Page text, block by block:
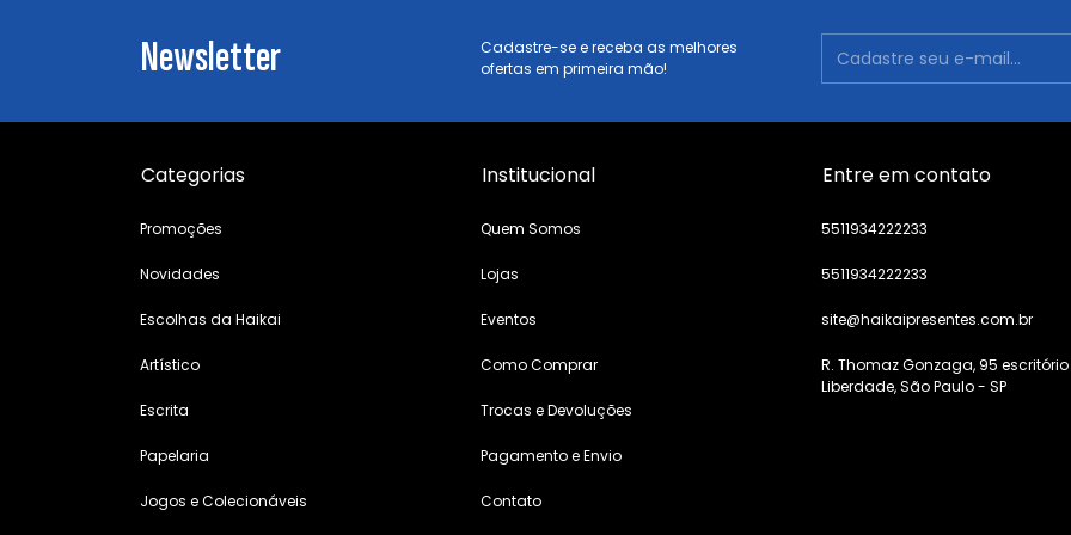
Newsletter
Cadastre-se e receba as melhores
ofertas em primeira mão!
Categorias
Promoções
Novidades
Escolhas da Haikai
Artístico
Escrita
Papelaria
Jogos e Colecionáveis
Institucional
Quem Somos
Lojas
Eventos
Como Comprar
Trocas e Devoluções
Pagamento e Envio
Contato
Entre em contato
5511934222233
5511934222233
site@haikaipresentes.com.br
R. Thomaz Gonzaga, 95
Liberdade, São Paulo - SP